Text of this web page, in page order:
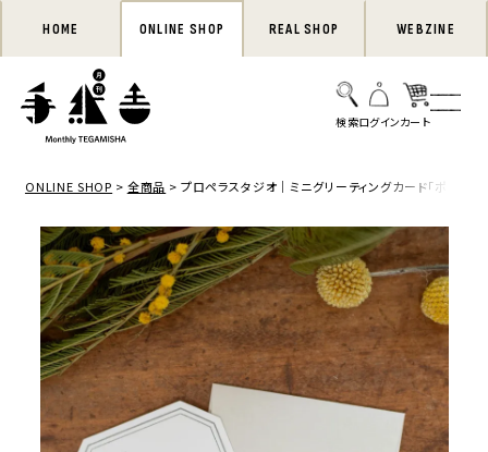
HOME ONLINE SHOP REAL SHOP WEBZINE
ONLINE SHOP 全商品 プロペラスタジオ｜ミニグリーティングカード「ポピー」